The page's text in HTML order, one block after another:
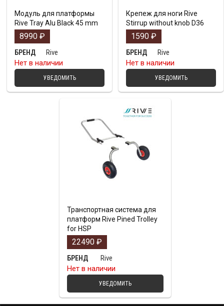
Модуль для платформы
Rive Tray Alu Black 45 mm
8990 ₽
БРЕНД
Rive
Нет в наличии
УВЕДОМИТЬ
Крепеж для ноги Rive
Stirrup without knob D36
1590 ₽
БРЕНД
Rive
Нет в наличии
УВЕДОМИТЬ
Транспортная система для
платформ Rive Pined Trolley
for HSP
22490 ₽
БРЕНД
Rive
Нет в наличии
УВЕДОМИТЬ